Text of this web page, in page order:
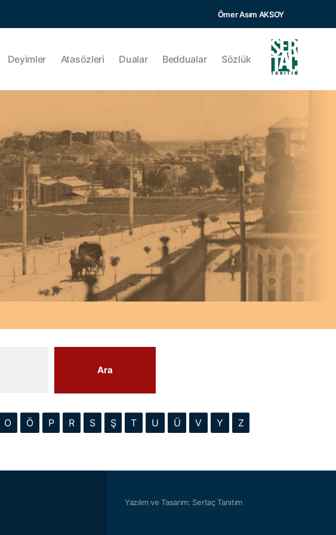
Ömer Asım AKSOY
Deyimler Atasözleri Dualar Beddualar Sözlük
Ara
O Ö P R S Ş T U Ü V Y Z
Yazılım ve Tasarım: Sertaç Tanıtım